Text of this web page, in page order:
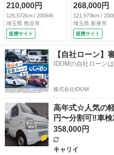
Ｃ 車検２年
（車検整備付）
210,000円
126,572km / 2005年
埼玉県 熊谷市
提携サイト
コン付き Ｅ
き 運転席エ
グ 最大積載
０ｋｇ （検
268,000円
121,973km /
埼玉県 新座市
提携サイト
【自社ローン】
IDOMの自社ローン
株式会社IDOM
高年式☆人気の
円〜分割可‼️車
358,000円
キャリイ